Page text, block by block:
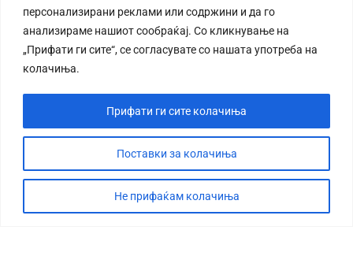
персонализирани реклами или содржини и да го
анализираме нашиот сообраќај. Со кликнување на
„Прифати ги сите“, се согласувате со нашата употреба на
колачиња.
Поставки за колачиња
Не прифаќам колачиња
Прифати ги сите колачиња